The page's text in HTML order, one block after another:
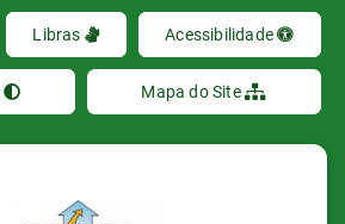
Libras Acessibilidade
Mapa do Site